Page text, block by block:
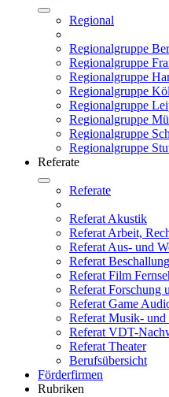
Regional
Regionalgruppe
Regionalgruppe
Regionalgruppe
Regionalgruppe
Regionalgruppe
Regionalgruppe
Regionalgruppe
Regionalgruppe
Referate
Referate
Referat Akustik
Referat Arbeit,
Referat Aus- und
Referat Beschallung
Referat Film
Referat Forschung
Referat Game
Referat Musik-
Referat VDT-
Referat Theater
Berufsübersicht
Förderfirmen
Rubriken